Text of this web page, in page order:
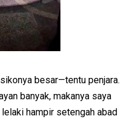
besar—tentu penjara.
banyak, makanya saya
hampir setengah abad